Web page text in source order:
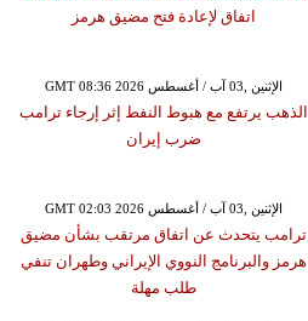
اتفاق لإعادة فتح مضيق هرمز
GMT 08:36 2026 الإثنين ,03 آب / أغسطس
الذهب يرتفع مع هبوط النفط إثر إرجاء ترامب
ضرب إيران
GMT 02:03 2026 الإثنين ,03 آب / أغسطس
ترامب يتحدث عن اتفاق مرتقب بشأن مضيق
هرمز والبرنامج النووي الإيراني وطهران تنفي
طلب مهلة